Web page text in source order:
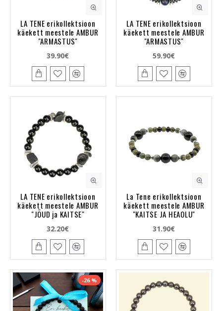
LA TENE erikollektsioon
käekett meestele AMBUR
"ARMASTUS"
39.90€
LA TENE erikollektsioon
käekett meestele AMBUR
"ARMASTUS"
59.90€
LA TENE erikollektsioon
käekett meestele AMBUR
"JÕUD ja KAITSE"
32.20€
La Tene erikollektsioon
käekett meestele AMBUR
"KAITSE JA HEAOLU"
31.90€
-26 %